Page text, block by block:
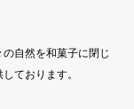
自然を和菓子に閉じ
ております。